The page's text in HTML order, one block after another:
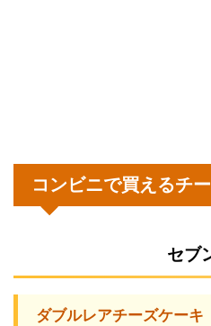
コンビニで買えるチ
セブ
ダブルレアチーズケー